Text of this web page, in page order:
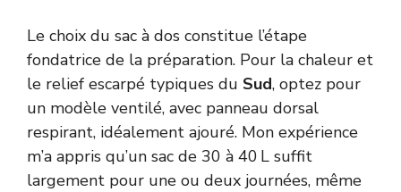
Le choix du sac à dos constitue l’étape
fondatrice de la préparation. Pour la chaleur et
le relief escarpé typiques du Sud, optez pour
un modèle ventilé, avec panneau dorsal
respirant, idéalement ajouré. Mon expérience
m’a appris qu’un sac de 30 à 40 L suffit
largement pour une ou deux journées, même